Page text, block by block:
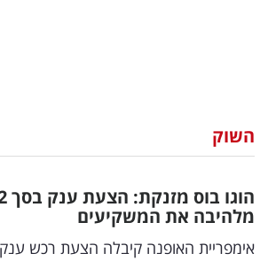
וצרכנות
דיגיטל
וטק
השוק
מלהיבה את המשקיעים
אימפריית האופנה קיבלה הצעת רכש